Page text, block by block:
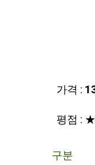
가격 :
평점 :
구분